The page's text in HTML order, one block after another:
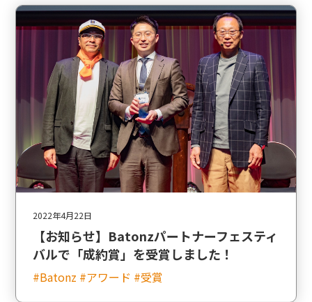
2022年4月22日
【お知らせ】Batonzパートナーフェスティ
バルで「成約賞」を受賞しました！
#Batonz #アワード #受賞